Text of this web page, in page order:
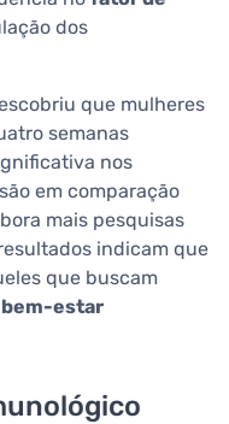
dos
que mulheres
semanas
nos
em comparação
mais pesquisas
indicam que
que buscam
bem-estar